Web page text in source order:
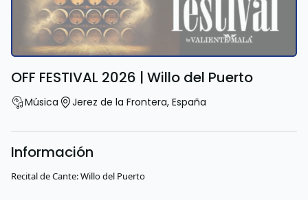
OFF FESTIVAL 2026 | Willo del Puerto
Música Jerez de la Frontera, España
Información
Recital de Cante: Willo del Puerto